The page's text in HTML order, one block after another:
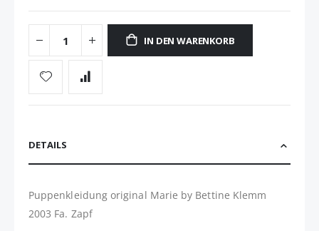
IN DEN WARENKORB
DETAILS
Puppenkleidung original Marie by Bettine Klemm
2003 Fa. Zapf